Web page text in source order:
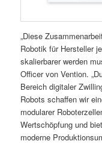
„Diese
Robotik für Hersteller
skalierbarer werden
Officer von Vention.
Bereich digitaler
Robots schaffen wir
modularer
Wertschöpfung und
moderne